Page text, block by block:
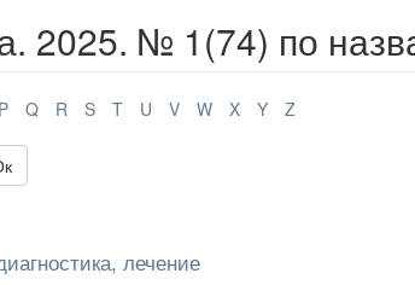
2025. № 1(74) по
P Q R S T U V W X Y Z
лечение